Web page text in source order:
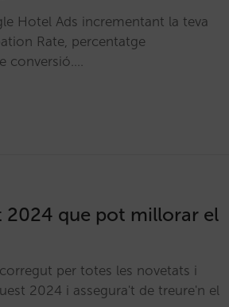
Hotel Ads incrementant la teva
Rate, percentatge
conversió.…
2024 que pot millorar el
per totes les novetats i
2024 i assegura't de treure'n el